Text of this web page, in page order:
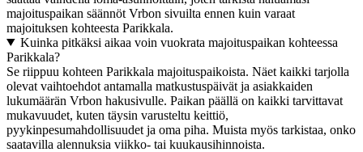
majoituspaikan säännöt Vrbon sivuilta ennen kuin varaat
majoituksen kohteesta Parikkala.
Kuinka pitkäksi aikaa voin vuokrata majoituspaikan kohteessa
Parikkala?
Se riippuu kohteen Parikkala majoituspaikoista. Näet kaikki tarjolla
olevat vaihtoehdot antamalla matkustuspäivät ja asiakkaiden
lukumäärän Vrbon hakusivulle. Paikan päällä on kaikki tarvittavat
mukavuudet, kuten täysin varusteltu keittiö,
pyykinpesumahdollisuudet ja oma piha. Muista myös tarkistaa, onko
saatavilla alennuksia viikko- tai kuukausihinnoista.